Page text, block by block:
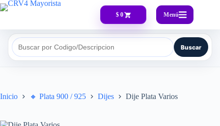
$ 0 Menú
Buscar por Codigo/Descripcion Buscar
Inicio 🔸​ Plata 900 / 925 Dijes Dije Plata Varios